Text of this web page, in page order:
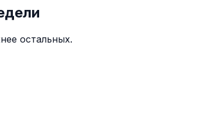
остальных.